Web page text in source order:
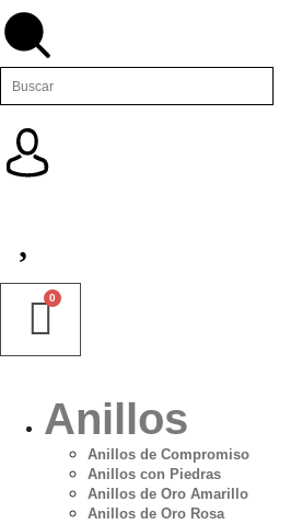
Anillos
Anillos de Compromiso
Anillos con Piedras
Anillos de Oro Amarillo
Anillos de Oro Rosa